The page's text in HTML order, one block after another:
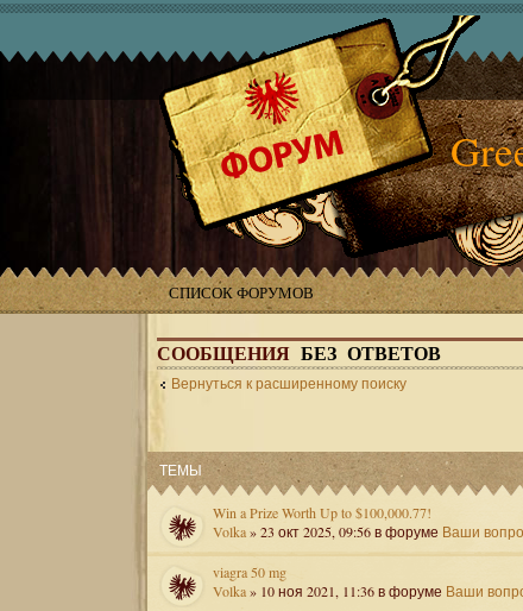
СПИСОК ФОРУМОВ
СООБЩЕНИЯ БЕЗ ОТВЕТОВ
Вернуться к расширенному поиску
ТЕМЫ
Win a Prize Worth Up to $100,000.77!
Volka» 23 окт 2025, 09:56 в форуме Ваши
viagra 50 mg
Volka» 10 ноя 2021, 11:36 в форуме Ваши